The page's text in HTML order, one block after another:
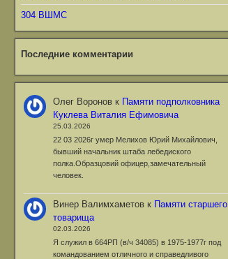
304 ВШМС
Последние комментарии
Олег Вороновк Памяти подполковника
Куклева Виталия Ефимовича
25.03.2026
22 03 2026г умер Мелихов Юрий Михайлович,
бывший начальник штаба лебедиского
полка.Образцовий офицер,замечательный
человек.
Винер Валимхаметовк Памяти старшего
товарища
02.03.2026
Я служил в 664РП (в/ч 34085) в 1975-1977г под
командованием отличного и справедливого